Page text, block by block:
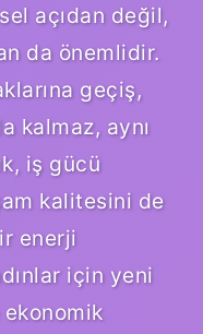
açıdan değil,
da önemlidir.
geçiş,
kalmaz, aynı
iş gücü
kalitesini de
enerji
için yeni